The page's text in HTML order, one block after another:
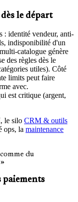
le départ
: identité vendeur, anti-
indisponibilité d'un
catalogue génère
des règles dès le
utiles). Côté
limits peut faire
avec.
est critique (argent,
le silo CRM & outils
ops, la maintenance
du